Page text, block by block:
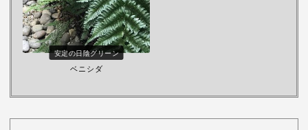
安定の日陰グリーン
ベニシダ